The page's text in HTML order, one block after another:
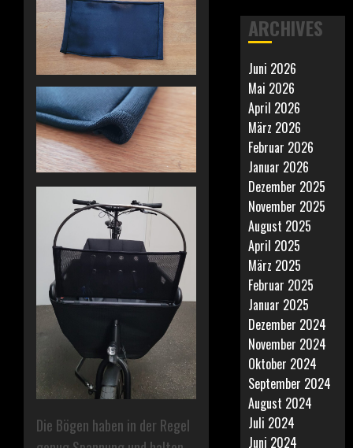
Die Bögen haben in der Regel
ARCHIVES
Juni 2026
Mai 2026
April 2026
März 2026
Februar 2026
Januar 2026
Dezember 2025
November 2025
August 2025
April 2025
März 2025
Februar 2025
Januar 2025
Dezember 2024
November 2024
Oktober 2024
September 2024
August 2024
Juli 2024
Juni 2024